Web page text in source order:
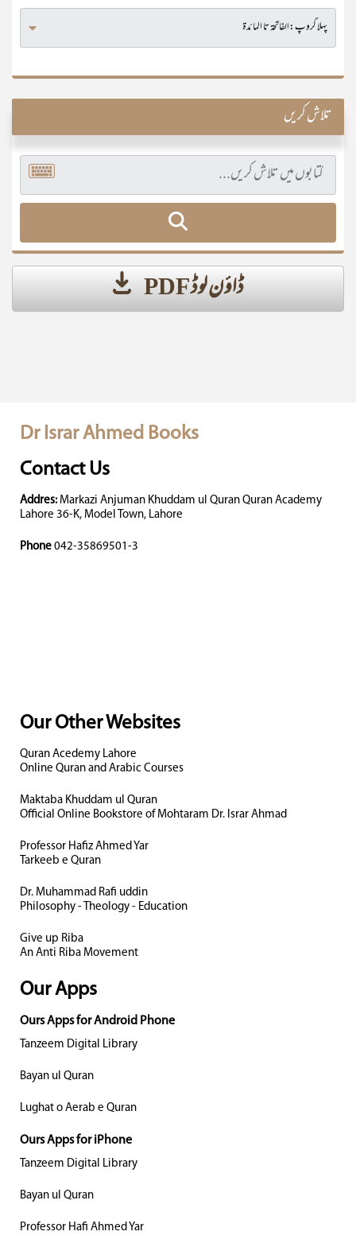
تلاش کریں
ڈاؤن لوڈ PDF
Dr Israr Ahmed Books
Contact Us
Addres: Markazi Anjuman Khuddam ul Quran Quran Academy
Lahore 36-K, Model Town, Lahore
Phone 042-35869501-3
Our Other Websites
Quran Acedemy Lahore
Online Quran and Arabic Courses
Maktaba Khuddam ul Quran
Official Online Bookstore of Mohtaram Dr. Israr Ahmad
Professor Hafiz Ahmed Yar
Tarkeeb e Quran
Dr. Muhammad Rafi uddin
Philosophy - Theology - Education
Give up Riba
An Anti Riba Movement
Our Apps
Ours Apps for Android Phone
Tanzeem Digital Library
Bayan ul Quran
Lughat o Aerab e Quran
Ours Apps for iPhone
Tanzeem Digital Library
Bayan ul Quran
Professor Hafi Ahmed Yar